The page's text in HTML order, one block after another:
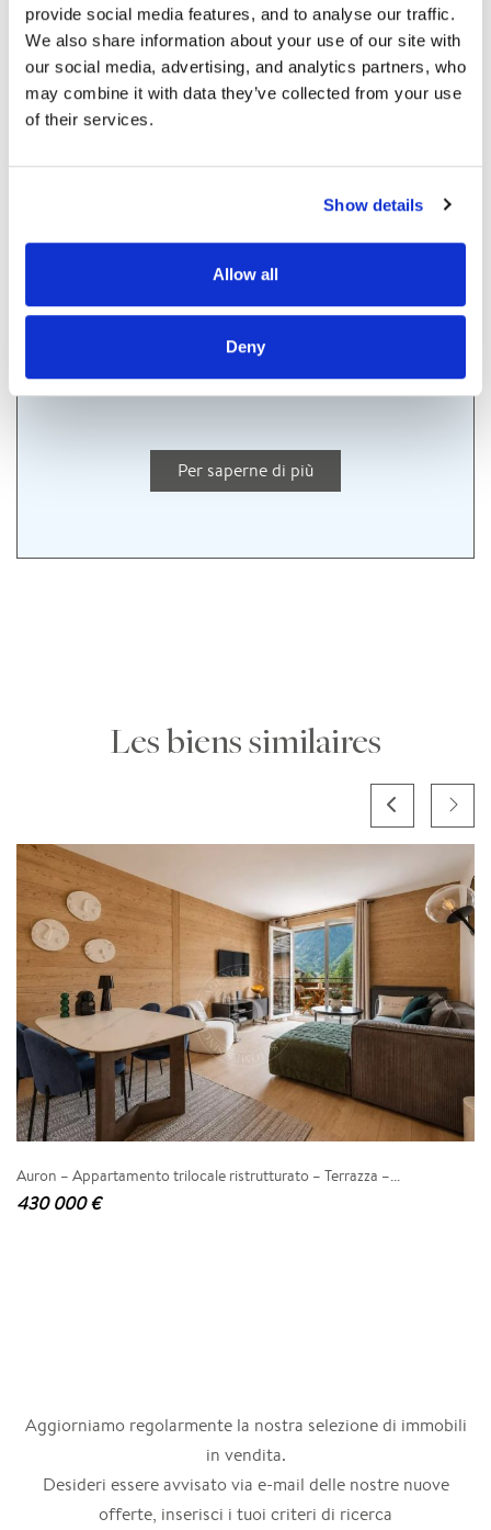
provide social media features, and to analyse our traffic.
We also share information about your use of our site with
our social media, advertising, and analytics partners, who
may combine it with data they’ve collected from your use
of their services.
Show details
Allow all
Deny
Votre mensualité sera de
/mois
d'assurance
Per saperne di più
Les biens similaires
Auron – Appartamento trilocale ristrutturato – Terrazza –...
430 000 €
Aggiorniamo regolarmente la nostra selezione di immobili
in vendita.
Desideri essere avvisato via e-mail delle nostre nuove
offerte, inserisci i tuoi criteri di ricerca